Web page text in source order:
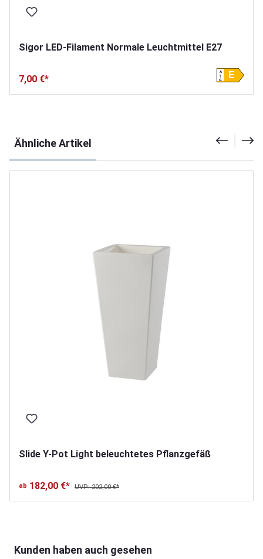
Sigor LED-Filament Normale Leuchtmittel E27
7,00 €* E
A
G
Ähnliche Artikel
Slide Y-Pot Light beleuchtetes Pflanzgefäß
ab 182,00 €* UVP: 202,00 €*
Kunden haben auch gesehen